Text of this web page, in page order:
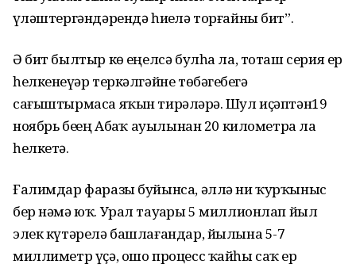
үҙләштергәндәрендә һиҙелә торғайны бит”.
Ә бит былтыр көҙ еңелсә булһа ла, тоташ серия ер
һелкенеүҙәр теркәлгәйне төбәгебеҙгә
сағыштырмаса яҡын тирәләрҙә. Шул иҫәптән19
ноябрь беҙҙең Абҙаҡ ауылынан 20 километрҙа ла
һелкетә.
Ғалимдар фаразы буйынса, әллә ни ҡурҡыныс
бер нәмә юҡ. Урал тауҙары 5 миллионлап йыл
элек күтәрелә башлағандар, йылына 5-7
миллиметр үҫә, ошо процесс ҡайһы саҡ ер